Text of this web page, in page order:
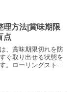
理方法|賞味期限
点
、賞味期限切れを防
ぐ取り出せる状態を
。ローリングストッ